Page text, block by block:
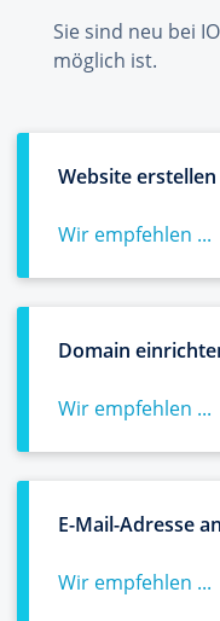
Sie sind neu bei
möglich ist.
Website erstellen
Wir empfehlen ...
Domain
Wir empfehlen ...
E-Mail-Adresse
Wir empfehlen ...